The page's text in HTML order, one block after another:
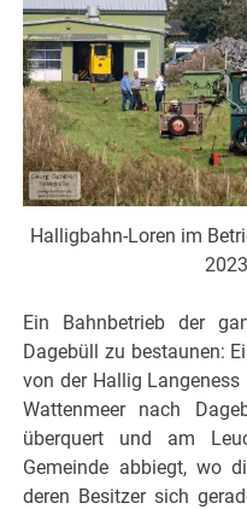
Halligbahn-Loren im
Ein Bahnbetrieb der
Dagebüll zu bestaunen:
von der Hallig
Wattenmeer nach
überquert und am
Gemeinde abbiegt, wo
deren Besitzer sich